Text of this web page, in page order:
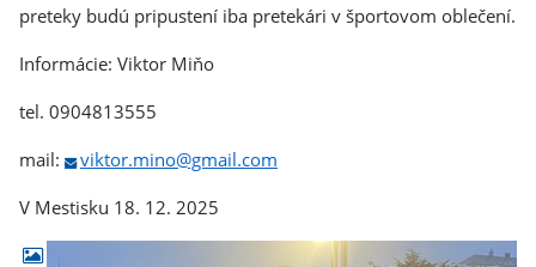
preteky budú pripustení iba pretekári v športovom oblečení.
Informácie: Viktor Miňo
tel. 0904813555
mail:
viktor.mino@gmail.com
V Mestisku 18. 12. 2025